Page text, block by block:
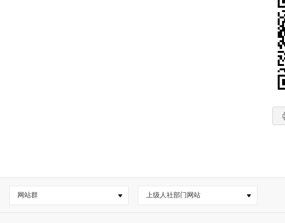
网站群 上级人社部门网站